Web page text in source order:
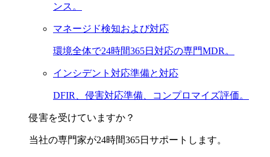
ンス。
マネージド検知および対応
環境全体で24時間365日対応の専門MDR。
インシデント対応準備と対応
DFIR、侵害対応準備、コンプロマイズ評価。
侵害を受けていますか？
当社の専門家が24時間365日サポートします。